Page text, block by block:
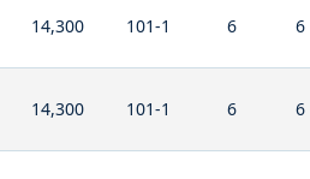
14,300 101-1 6 6
14,300 101-1 6 6